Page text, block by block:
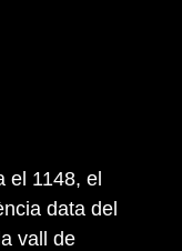
el 1148, el
data del
vall de